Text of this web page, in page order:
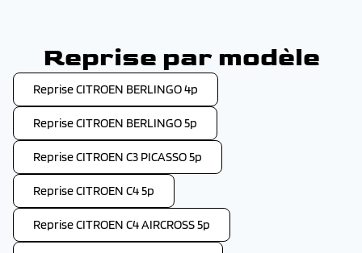
Reprise par modèle
Reprise CITROEN BERLINGO 4p
Reprise CITROEN BERLINGO 5p
Reprise CITROEN C3 PICASSO 5p
Reprise CITROEN C4 5p
Reprise CITROEN C4 AIRCROSS 5p